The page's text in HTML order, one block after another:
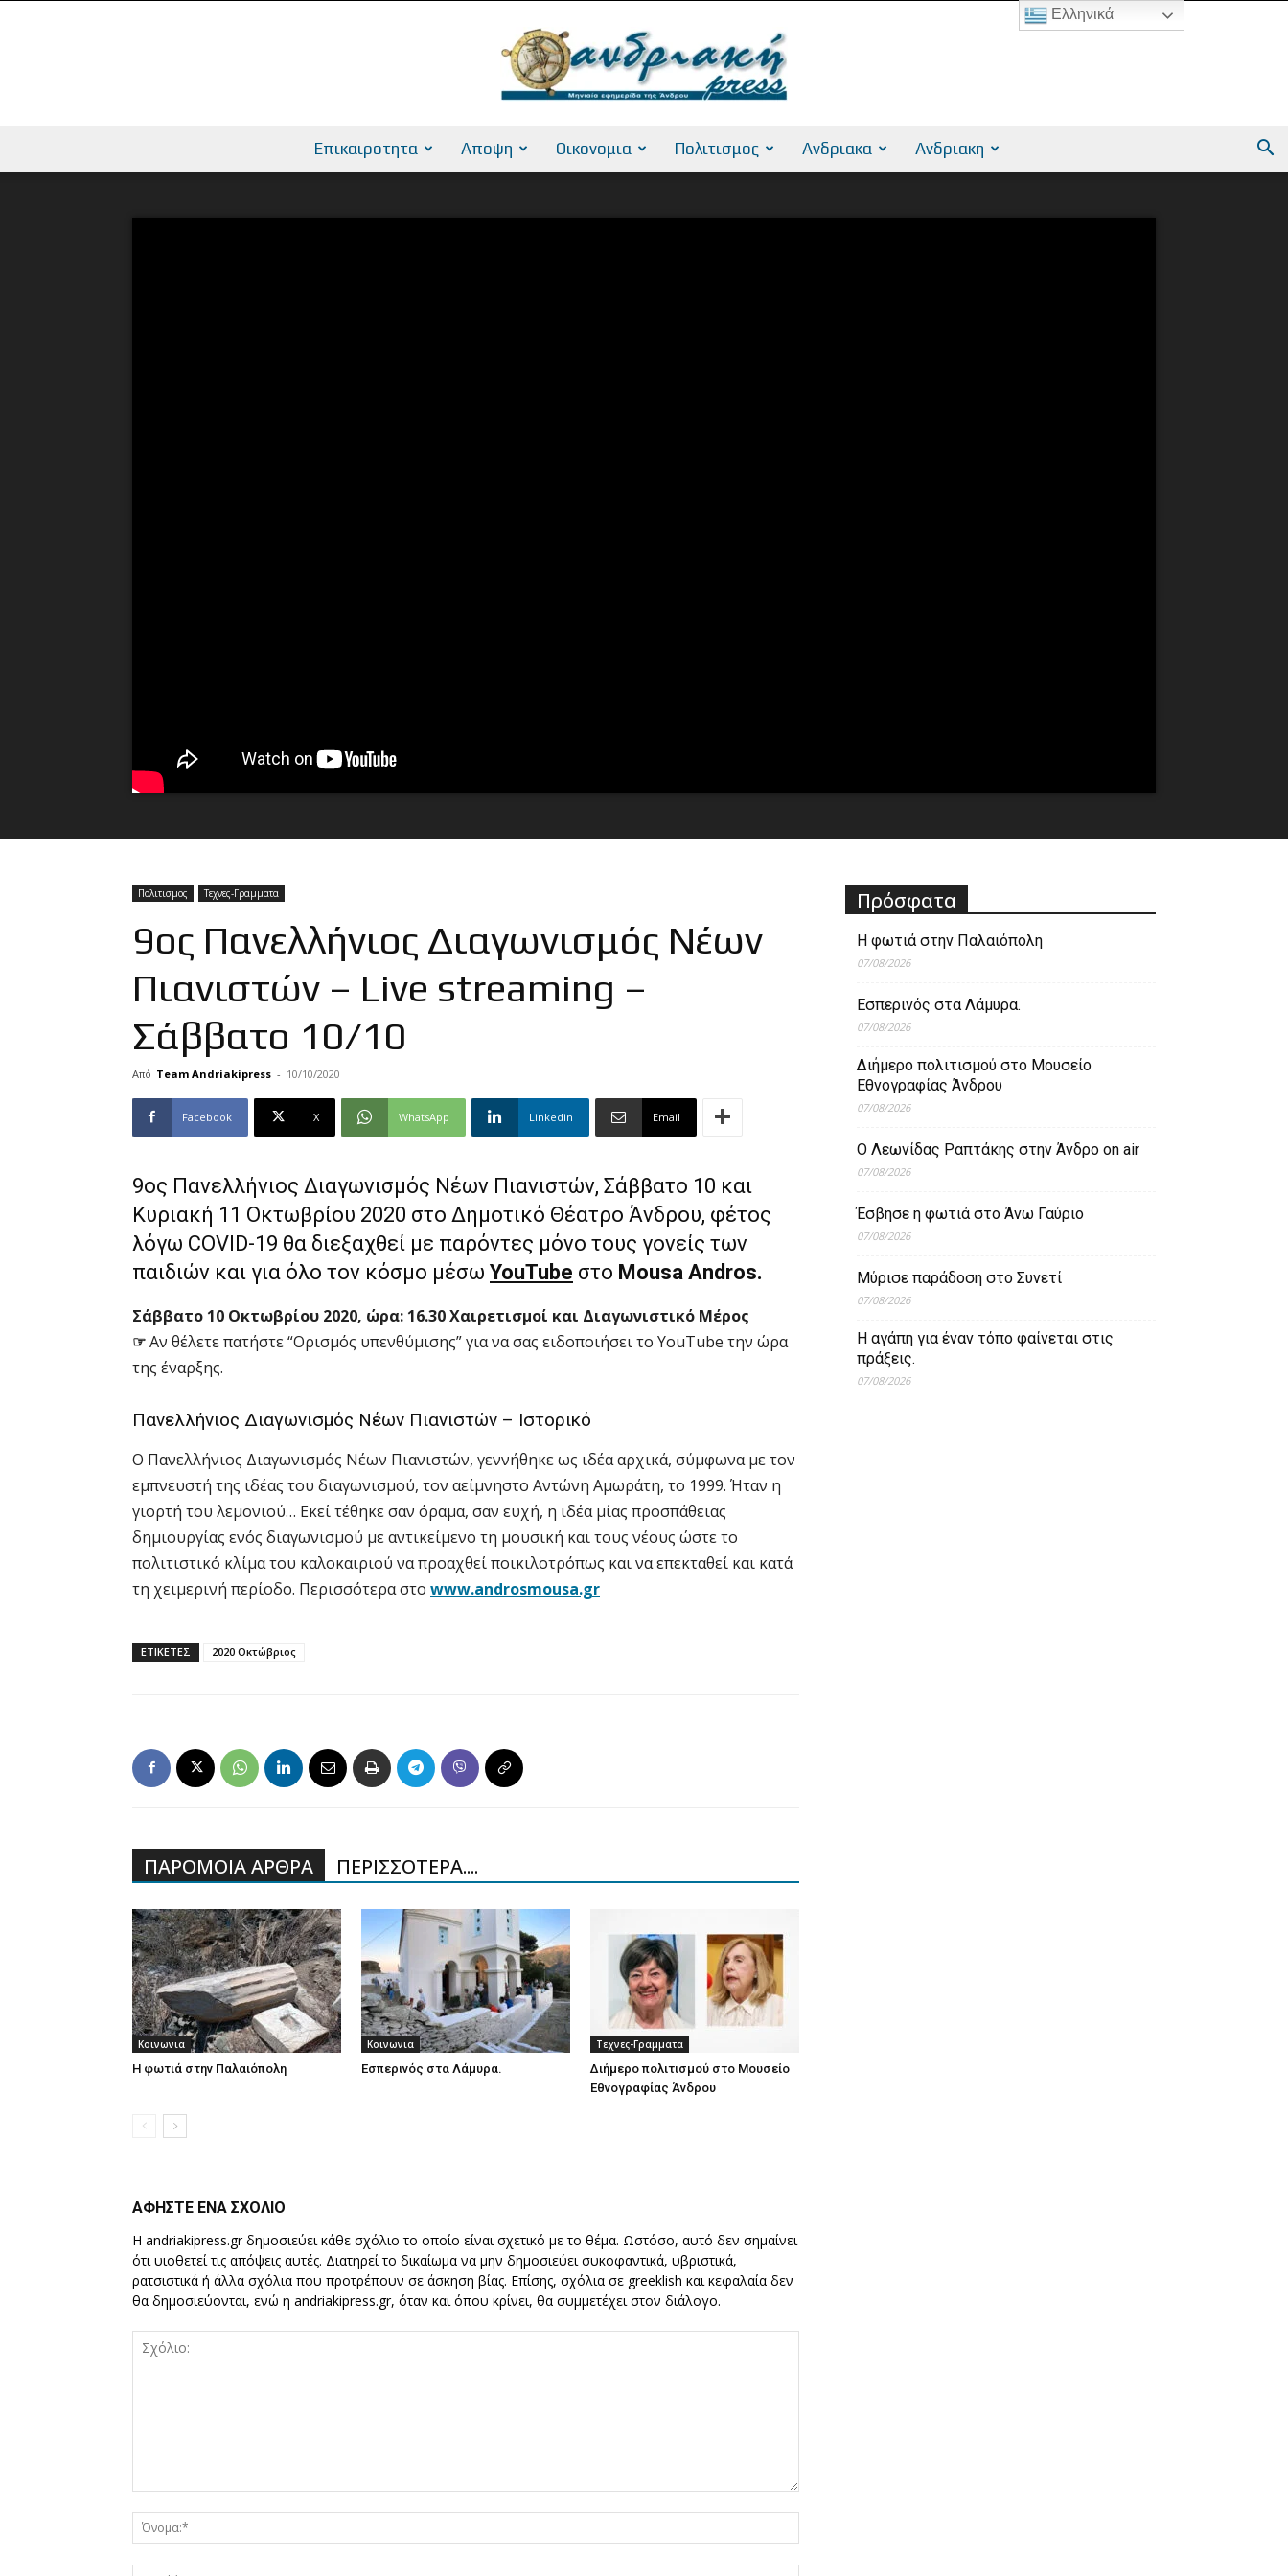
Επικαιροτητα Αποψη Οικονομια Πολιτισμος Ανδριακα Ανδριακη
Πολιτισμος Τεχνες-Γραμματα
9ος Πανελλήνιος Διαγωνισμός Νέων
Πιανιστών – Live streaming –
Σάββατο 10/10
Από Team Andriakipress - 10/10/2020
Facebook X WhatsApp Linkedin Email
9ος Πανελλήνιος Διαγωνισμός Νέων Πιανιστών, Σάββατο 10 και
Κυριακή 11 Οκτωβρίου 2020 στο Δημοτικό Θέατρο Άνδρου, φέτος
λόγω COVID-19 θα διεξαχθεί με παρόντες μόνο τους γονείς των
παιδιών και για όλο τον κόσμο μέσω YouTube στο Mousa Andros.
Σάββατο 10 Οκτωβρίου 2020, ώρα: 16.30 Χαιρετισμοί και Διαγωνιστικό Μέρος
☞Αν θέλετε πατήστε “Ορισμός υπενθύμισης” για να σας ειδοποιήσει το YouTube την ώρα
της έναρξης.
Πανελλήνιος Διαγωνισμός Νέων Πιανιστών – Ιστορικό
Ο Πανελλήνιος Διαγωνισμός Νέων Πιανιστών, γεννήθηκε ως ιδέα αρχικά, σύμφωνα με τον
εμπνευστή της ιδέας του διαγωνισμού, τον αείμνηστο Αντώνη Αμωράτη, το 1999. Ήταν η
γιορτή του λεμονιού… Εκεί τέθηκε σαν όραμα, σαν ευχή, η ιδέα μίας προσπάθειας
δημιουργίας ενός διαγωνισμού με αντικείμενο τη μουσική και τους νέους ώστε το
πολιτιστικό κλίμα του καλοκαιριού να προαχθεί ποικιλοτρόπως και να επεκταθεί και κατά
τη χειμερινή περίοδο. Περισσότερα στο www.androsmousa.gr
ΕΤΙΚΕΤΕΣ 2020 Οκτώβριος
ΠΑΡΟΜΟΙΑ ΑΡΘΡΑ ΠΕΡΙΣΣΟΤΕΡΑ....
Κοινωνια
Η φωτιά στην Παλαιόπολη
Κοινωνια
Εσπερινός στα Λάμυρα.
Τεχνες-Γραμματα
Διήμερο πολιτισμού στο Μουσείο
Εθνογραφίας Άνδρου
ΑΦΗΣΤΕ ΕΝΑ ΣΧΟΛΙΟ
Η andriakipress.gr δημοσιεύει κάθε σχόλιο το οποίο είναι σχετικό με το θέμα. Ωστόσο, αυτό δεν σημαίνει
ότι υιοθετεί τις απόψεις αυτές. Διατηρεί το δικαίωμα να μην δημοσιεύει συκοφαντικά, υβριστικά,
ρατσιστικά ή άλλα σχόλια που προτρέπουν σε άσκηση βίας. Επίσης, σχόλια σε greeklish και κεφαλαία δεν
θα δημοσιεύονται, ενώ η andriakipress.gr, όταν και όπου κρίνει, θα συμμετέχει στον διάλογο.
Πρόσφατα
Η φωτιά στην Παλαιόπολη
07/08/2026
Εσπερινός στα Λάμυρα.
07/08/2026
Διήμερο πολιτισμού στο Μουσείο
Εθνογραφίας Άνδρου
07/08/2026
Ο Λεωνίδας Ραπτάκης στην Άνδρο on air
07/08/2026
Έσβησε η φωτιά στο Άνω Γαύριο
07/08/2026
Μύρισε παράδοση στο Συνετί
07/08/2026
Η αγάπη για έναν τόπο φαίνεται στις
πράξεις.
07/08/2026
Ελληνικά